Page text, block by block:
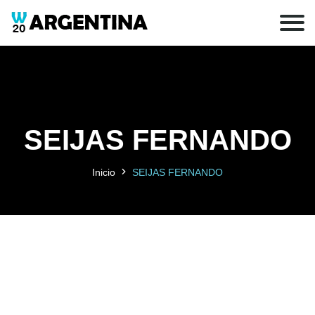
SEIJAS FERNANDO
Inicio SEIJAS FERNANDO